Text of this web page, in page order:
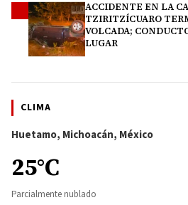
ACCIDENTE EN LA
TZIRITZÍCUARO
VOLCADA;
LUGAR
CLIMA
Huetamo, Michoacán, México
25°C
Parcialmente nublado